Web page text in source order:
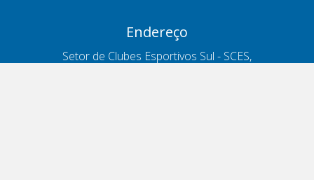
Endereço
Setor de Clubes Esportivos Sul - SCES,